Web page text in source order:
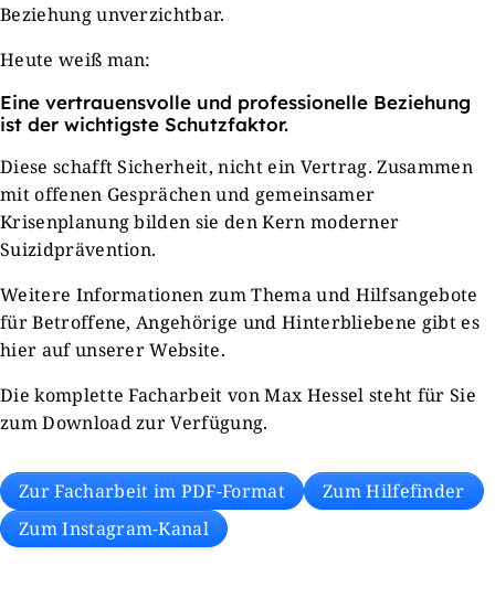
Beziehung unverzichtbar.
Heute weiß man:
Eine vertrauensvolle und professionelle Beziehung
ist der wichtigste Schutzfaktor.
Diese schafft Sicherheit, nicht ein Vertrag. Zusammen
mit offenen Gesprächen und gemeinsamer
Krisenplanung bilden sie den Kern moderner
Suizidprävention.
Weitere Informationen zum Thema und Hilfsangebote
für Betroffene, Angehörige und Hinterbliebene gibt es
hier auf unserer Website.
Die komplette Facharbeit von Max Hessel steht für Sie
zum Download zur Verfügung.
Zur Facharbeit im PDF-Format
Zum Hilfefinder
Zum Instagram-Kanal